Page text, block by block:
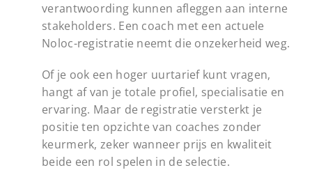
verantwoording kunnen afleggen aan interne
stakeholders. Een coach met een actuele
Noloc-registratie neemt die onzekerheid weg.
Of je ook een hoger uurtarief kunt vragen,
hangt af van je totale profiel, specialisatie en
ervaring. Maar de registratie versterkt je
positie ten opzichte van coaches zonder
keurmerk, zeker wanneer prijs en kwaliteit
beide een rol spelen in de selectie.